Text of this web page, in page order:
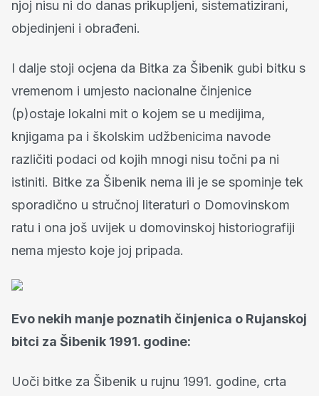
njoj nisu ni do danas prikupljeni, sistematizirani,
objedinjeni i obrađeni.
I dalje stoji ocjena da Bitka za Šibenik gubi bitku s
vremenom i umjesto nacionalne činjenice
(p)ostaje lokalni mit o kojem se u medijima,
knjigama pa i školskim udžbenicima navode
različiti podaci od kojih mnogi nisu točni pa ni
istiniti. Bitke za Šibenik nema ili je se spominje tek
sporadično u stručnoj literaturi o Domovinskom
ratu i ona još uvijek u domovinskoj historiografiji
nema mjesto koje joj pripada.
Evo nekih manje poznatih činjenica o Rujanskoj
bitci za Šibenik 1991. godine:
Uoči bitke za Šibenik u rujnu 1991. godine, crta